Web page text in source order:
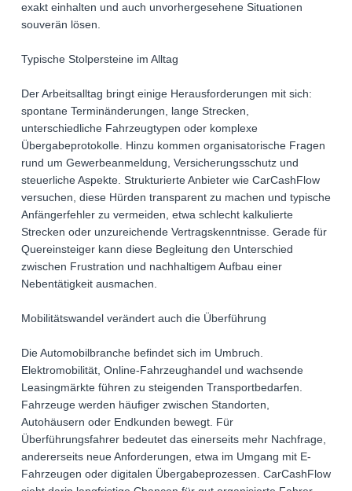
exakt einhalten und auch unvorhergesehene Situationen
souverän lösen.
Typische Stolpersteine im Alltag
Der Arbeitsalltag bringt einige Herausforderungen mit sich:
spontane Terminänderungen, lange Strecken,
unterschiedliche Fahrzeugtypen oder komplexe
Übergabeprotokolle. Hinzu kommen organisatorische Fragen
rund um Gewerbeanmeldung, Versicherungsschutz und
steuerliche Aspekte. Strukturierte Anbieter wie CarCashFlow
versuchen, diese Hürden transparent zu machen und typische
Anfängerfehler zu vermeiden, etwa schlecht kalkulierte
Strecken oder unzureichende Vertragskenntnisse. Gerade für
Quereinsteiger kann diese Begleitung den Unterschied
zwischen Frustration und nachhaltigem Aufbau einer
Nebentätigkeit ausmachen.
Mobilitätswandel verändert auch die Überführung
Die Automobilbranche befindet sich im Umbruch.
Elektromobilität, Online-Fahrzeughandel und wachsende
Leasingmärkte führen zu steigenden Transportbedarfen.
Fahrzeuge werden häufiger zwischen Standorten,
Autohäusern oder Endkunden bewegt. Für
Überführungsfahrer bedeutet das einerseits mehr Nachfrage,
andererseits neue Anforderungen, etwa im Umgang mit E-
Fahrzeugen oder digitalen Übergabeprozessen. CarCashFlow